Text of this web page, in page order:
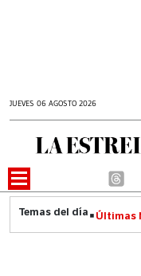
JUEVES 06 AGOSTO 2026
Últimas